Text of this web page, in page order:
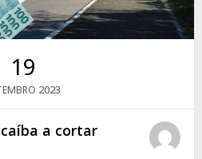
19
2023
a cortar